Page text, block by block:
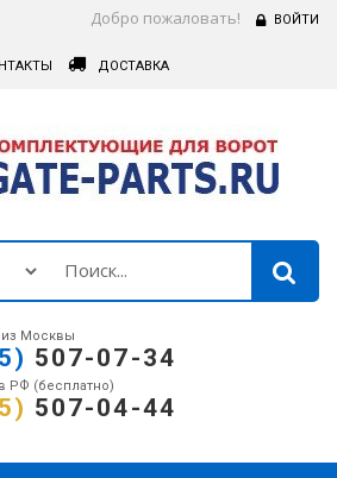
Добро пожаловать! ВОЙТИ
ДОСТАВКА
Москвы
507-07-34
РФ (бесплатно)
507-04-44